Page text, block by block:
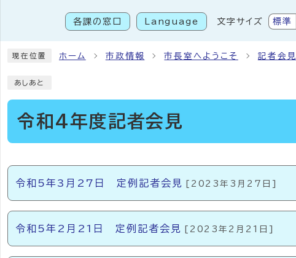
各課の窓口 Language 文字サイズ 標準
現在位置 ホーム 市政情報 市長室へようこそ 記者会見
あしあと
令和4年度記者会見
メインメニュー
令和5年3月27日 定例記者会見 [2023年3月27日]
令和5年2月21日 定例記者会見 [2023年2月21日]